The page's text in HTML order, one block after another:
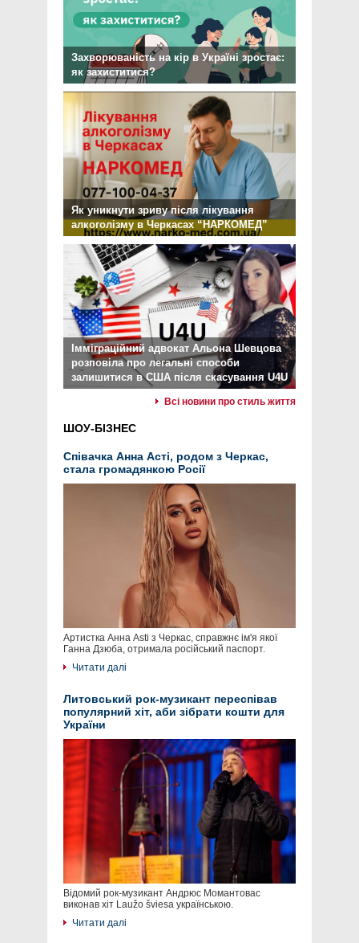
Захворюваність на кір в Україні зростає:
як захиститися?
Як уникнути зриву після лікування
алкоголізму в Черкасах “НАРКОМЕД”
Імміграційний адвокат Альона Шевцова
розповіла про легальні способи
залишитися в США після скасування U4U
Всі новини про стиль життя
ШОУ-БІЗНЕС
Співачка Анна Асті, родом з Черкас,
стала громадянкою Росії
Артистка Анна Asti з Черкас, справжнє ім'я якої
Ганна Дзюба, отримала російський паспорт.
Читати далі
Литовський рок-музикант переспівав
популярний хіт, аби зібрати кошти для
України
Відомий рок-музикант Андрюс Момантовас
виконав хіт Laužo šviesa українською.
Читати далі